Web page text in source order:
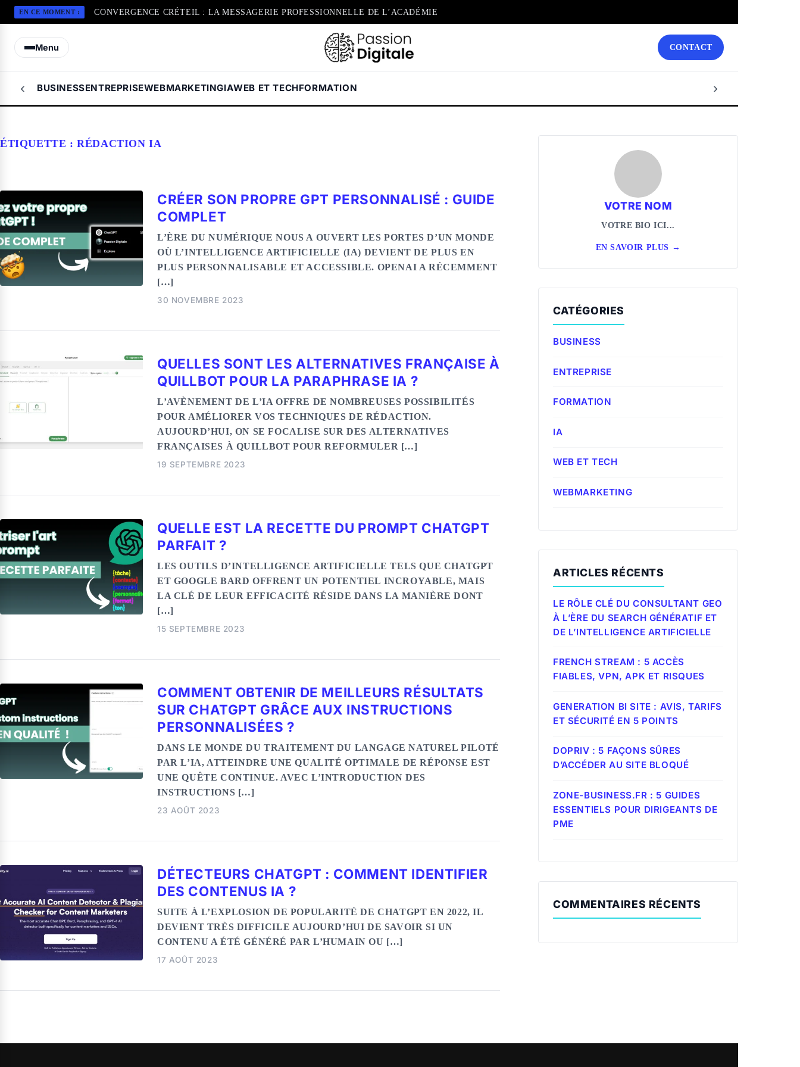
EN CE MOMENT : CONVERGENCE CRÉTEIL : LA MESSAGERIE PROFESSIONNELLE DE L’ACADÉMIE
Menu CONTACT
‹ BUSINESSENTREPRISEWEBMARKETINGIAWEB ET TECHFORMATION ›
ÉTIQUETTE :RÉDACTION IA
CRÉER SON PROPRE GPT PERSONNALISÉ : GUIDE
COMPLET
L’ÈRE DU NUMÉRIQUE NOUS A OUVERT LES PORTES D’UN MONDE
OÙ L’INTELLIGENCE ARTIFICIELLE (IA) DEVIENT DE PLUS EN
PLUS PERSONNALISABLE ET ACCESSIBLE. OPENAI A RÉCEMMENT
[…]
30 NOVEMBRE 2023
QUELLES SONT LES ALTERNATIVES FRANÇAISE À
QUILLBOT POUR LA PARAPHRASE IA ?
L’AVÈNEMENT DE L’IA OFFRE DE NOMBREUSES POSSIBILITÉS
POUR AMÉLIORER VOS TECHNIQUES DE RÉDACTION.
AUJOURD’HUI, ON SE FOCALISE SUR DES ALTERNATIVES
FRANÇAISES À QUILLBOT POUR REFORMULER […]
19 SEPTEMBRE 2023
QUELLE EST LA RECETTE DU PROMPT CHATGPT
PARFAIT ?
LES OUTILS D’INTELLIGENCE ARTIFICIELLE TELS QUE CHATGPT
ET GOOGLE BARD OFFRENT UN POTENTIEL INCROYABLE, MAIS
LA CLÉ DE LEUR EFFICACITÉ RÉSIDE DANS LA MANIÈRE DONT
[…]
15 SEPTEMBRE 2023
COMMENT OBTENIR DE MEILLEURS RÉSULTATS
SUR CHATGPT GRÂCE AUX INSTRUCTIONS
PERSONNALISÉES ?
DANS LE MONDE DU TRAITEMENT DU LANGAGE NATUREL PILOTÉ
PAR L’IA, ATTEINDRE UNE QUALITÉ OPTIMALE DE RÉPONSE EST
UNE QUÊTE CONTINUE. AVEC L’INTRODUCTION DES
INSTRUCTIONS […]
23 AOÛT 2023
DÉTECTEURS CHATGPT : COMMENT IDENTIFIER
DES CONTENUS IA ?
SUITE À L’EXPLOSION DE POPULARITÉ DE CHATGPT EN 2022, IL
DEVIENT TRÈS DIFFICILE AUJOURD’HUI DE SAVOIR SI UN
CONTENU A ÉTÉ GÉNÉRÉ PAR L’HUMAIN OU […]
17 AOÛT 2023
VOTRE NOM
VOTRE BIO ICI...
EN SAVOIR PLUS →
CATÉGORIES
BUSINESS
ENTREPRISE
FORMATION
IA
WEB ET TECH
WEBMARKETING
ARTICLES RÉCENTS
LE RÔLE CLÉ DU CONSULTANT GEO
À L’ÈRE DU SEARCH GÉNÉRATIF ET
DE L’INTELLIGENCE ARTIFICIELLE
FRENCH STREAM : 5 ACCÈS
FIABLES, VPN, APK ET RISQUES
GENERATION BI SITE : AVIS, TARIFS
ET SÉCURITÉ EN 5 POINTS
DOPRIV : 5 FAÇONS SÛRES
D’ACCÉDER AU SITE BLOQUÉ
ZONE-BUSINESS.FR : 5 GUIDES
ESSENTIELS POUR DIRIGEANTS DE
PME
COMMENTAIRES RÉCENTS